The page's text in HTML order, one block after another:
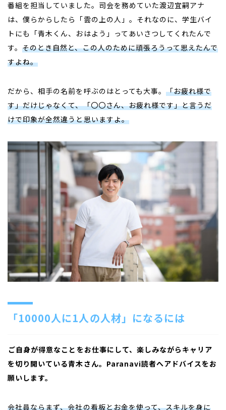
番組を担当していました。司会を務めていた渡辺宜嗣アナ
は、僕らからしたら「雲の上の人」。それなのに、学生バイ
トにも「青木くん、おはよう」ってあいさつしてくれたんで
す。そのとき自然と、この人のために頑張ろうって思えたんで
すよね。
だから、相手の名前を呼ぶのはとっても大事。「お疲れ様で
す」だけじゃなくて、「〇〇さん、お疲れ様です」と言うだ
けで印象が全然違うと思いますよ。
「10000人に1人の人材」になるには
ご自身が得意なことをお仕事にして、楽しみながらキャリア
を切り開いている青木さん。Paranavi読者へアドバイスをお
願いします。
会社員ならまず、会社の看板とお金を使って、スキルを身に